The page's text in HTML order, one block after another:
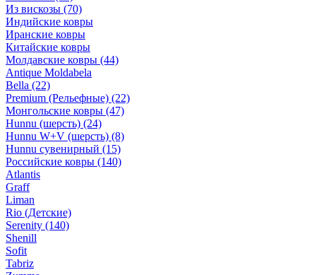
Из вискозы (70)
Индийские ковры
Иранские ковры
Китайские ковры
Молдавские ковры (44)
Antique Moldabela
Bella (22)
Premium (Рельефные) (22)
Монгольские ковры (47)
Hunnu (шерсть) (24)
Hunnu W+V (шерсть) (8)
Hunnu сувенирный (15)
Российские ковры (140)
Atlantis
Graff
Liman
Rio (Детские)
Serenity (140)
Shenill
Sofit
Tabriz